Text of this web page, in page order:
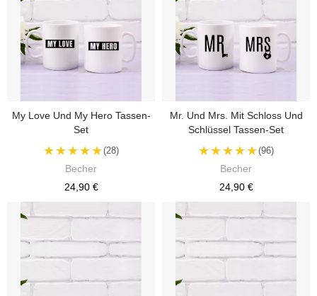
My Love Und My Hero Tassen-
Set
★★★★★(28)
Becher
24,90 €
Mr. Und Mrs. Mit Schloss Und
Schlüssel Tassen-Set
★★★★★(96)
Becher
24,90 €